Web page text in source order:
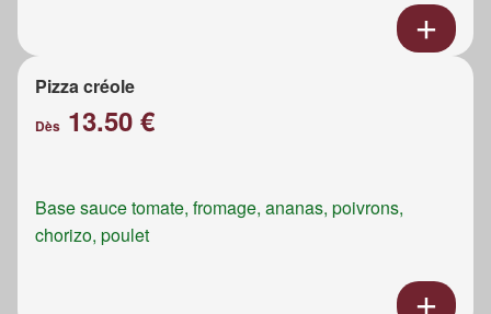
Pizza créole
Dès 13.50 €
Base sauce tomate, fromage, ananas, poivrons,
chorizo, poulet